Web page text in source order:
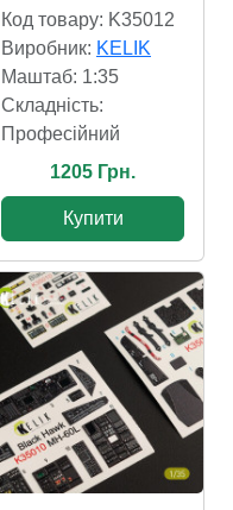
Код товару: K35012
Виробник: KELIK
Маштаб: 1:35
Складність:
Професійний
1205 Грн.
Купити